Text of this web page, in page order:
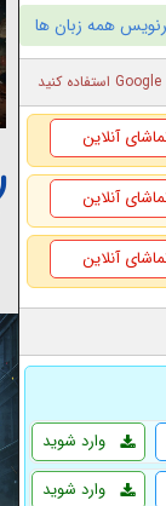
همه زبان ها
آنلاین
آنلاین
آنلاین
وارد شوید
وارد شوید